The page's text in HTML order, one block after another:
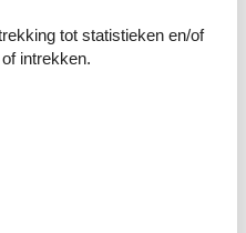
Douche en bad
Douche
tot statistieken en/of
intrekken.